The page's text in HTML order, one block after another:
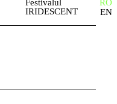
Festivalul
IRIDESCENT
RO
EN